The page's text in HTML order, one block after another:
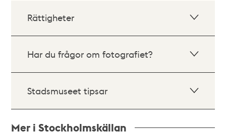
Rättigheter
Har du frågor om fotografiet?
Stadsmuseet tipsar
Mer i Stockholmskällan